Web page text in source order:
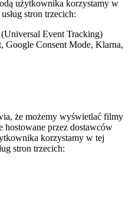
użytkownika korzystamy w
stron trzecich:
Event Tracking)
Google Consent Mode, Klarna,
że możemy wyświetlać filmy
hostowane przez dostawców
korzystamy w tej
stron trzecich: